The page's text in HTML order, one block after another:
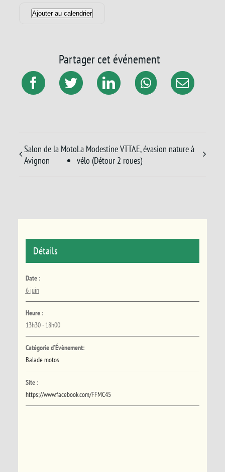
Ajouter au calendrier
Partager cet événement
Salon de la Moto
Avignon
La Modestine VTTAE, évasion nature à
vélo (Détour 2 roues)
Détails
Date :
6 juin
Heure :
13h30 - 18h00
Catégorie d’Évènement:
Balade motos
Site :
https://www.facebook.com/FFMC45